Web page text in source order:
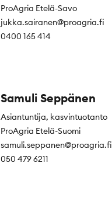
ProAgria Etelä-Savo
jukka.sairanen@proagria.fi
0400 165 414
Samuli Seppänen
Asiantuntija, kasvintuotanto
ProAgria Etelä-Suomi
samuli.seppanen@proagria.fi
050 479 6211